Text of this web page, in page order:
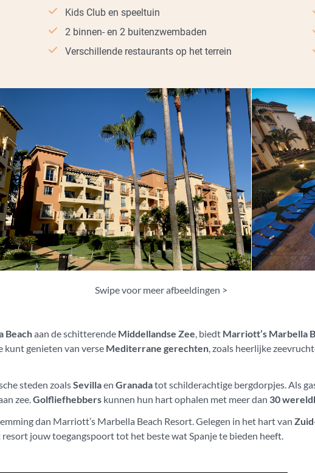
Kids Club en speeltuin
2 binnen- en 2 buitenzwembaden
Verschillende restaurants op het terrein
Swipe voor meer afbeeldingen >
Beachaan de schitterende Middellandse Zee, biedt Marriott’s Marbella
kunt genieten van verse Mediterrane gerechten, zoals heerlijke
steden zoalsSevillaenGranadatot schilderachtige bergdorpjes. Als
zee.Golfliefhebbers kunnen hun hart ophalen met meer dan 30
dan Marriott’s Marbella Beach Resort. Gelegen in het hart van
jouw toegangspoort tot het beste wat Spanje te bieden heeft.